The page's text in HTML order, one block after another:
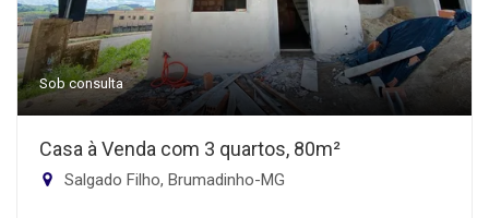
Sob consulta
Casa à Venda com 3 quartos, 80m²
Salgado Filho, Brumadinho-MG